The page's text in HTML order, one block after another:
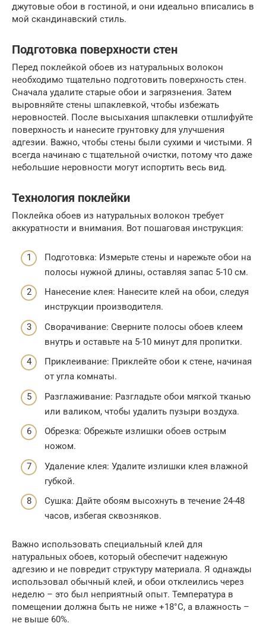
джутовые обои в гостиной, и они идеально вписались в
мой скандинавский стиль.
Подготовка поверхности стен
Перед поклейкой обоев из натуральных волокон
необходимо тщательно подготовить поверхность стен.
Сначала удалите старые обои и загрязнения. Затем
выровняйте стены шпаклевкой, чтобы избежать
неровностей. После высыхания шпаклевки отшлифуйте
поверхность и нанесите грунтовку для улучшения
адгезии. Важно, чтобы стены были сухими и чистыми. Я
всегда начинаю с тщательной очистки, потому что даже
небольшие неровности могут испортить весь вид.
Технология поклейки
Поклейка обоев из натуральных волокон требует
аккуратности и внимания. Вот пошаговая инструкция:
Подготовка: Измерьте стены и нарежьте обои на
полосы нужной длины, оставляя запас 5-10 см.
Нанесение клея: Нанесите клей на обои, следуя
инструкции производителя.
Сворачивание: Сверните полосы обоев клеем
внутрь и оставьте на 5-10 минут для пропитки.
Приклеивание: Приклейте обои к стене, начиная
от угла комнаты.
Разглаживание: Разгладьте обои мягкой тканью
или валиком, чтобы удалить пузыри воздуха.
Обрезка: Обрежьте излишки обоев острым
ножом.
Удаление клея: Удалите излишки клея влажной
губкой.
Сушка: Дайте обоям высохнуть в течение 24-48
часов, избегая сквозняков.
Важно использовать специальный клей для
натуральных обоев, который обеспечит надежную
адгезию и не повредит структуру материала. Я однажды
использовал обычный клей, и обои отклеились через
неделю – это был неприятный опыт. Температура в
помещении должна быть не ниже +18°C, а влажность –
не выше 60%.